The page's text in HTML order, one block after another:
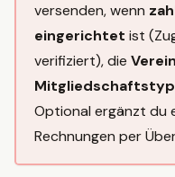
versenden, wenn
eingerichtet ist
verifiziert), die
Optional ergänzt du
Rechnungen per